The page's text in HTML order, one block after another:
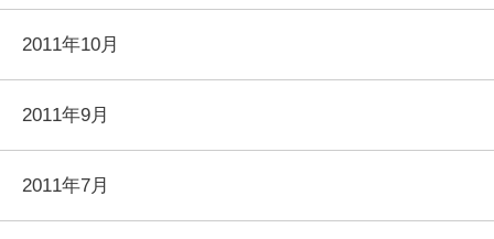
2011年10月
2011年9月
2011年7月